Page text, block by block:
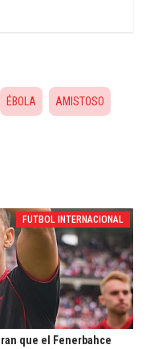
ÉBOLA AMISTOSO
FUTBOL INTERNACIONAL
que el Fenerbahce